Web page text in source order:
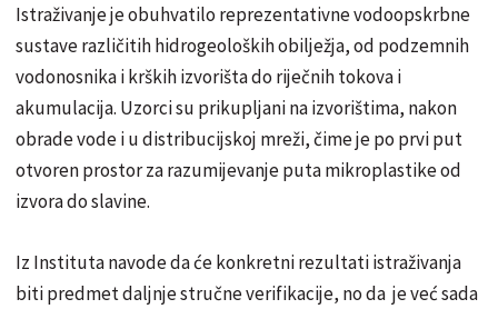
Istraživanje je obuhvatilo reprezentativne vodoopskrbne
sustave različitih hidrogeoloških obilježja, od podzemnih
vodonosnika i krških izvorišta do riječnih tokova i
akumulacija. Uzorci su prikupljani na izvorištima, nakon
obrade vode i u distribucijskoj mreži, čime je po prvi put
otvoren prostor za razumijevanje puta mikroplastike od
izvora do slavine.
Iz Instituta navode da će konkretni rezultati istraživanja
biti predmet daljnje stručne verifikacije, no da je već sada